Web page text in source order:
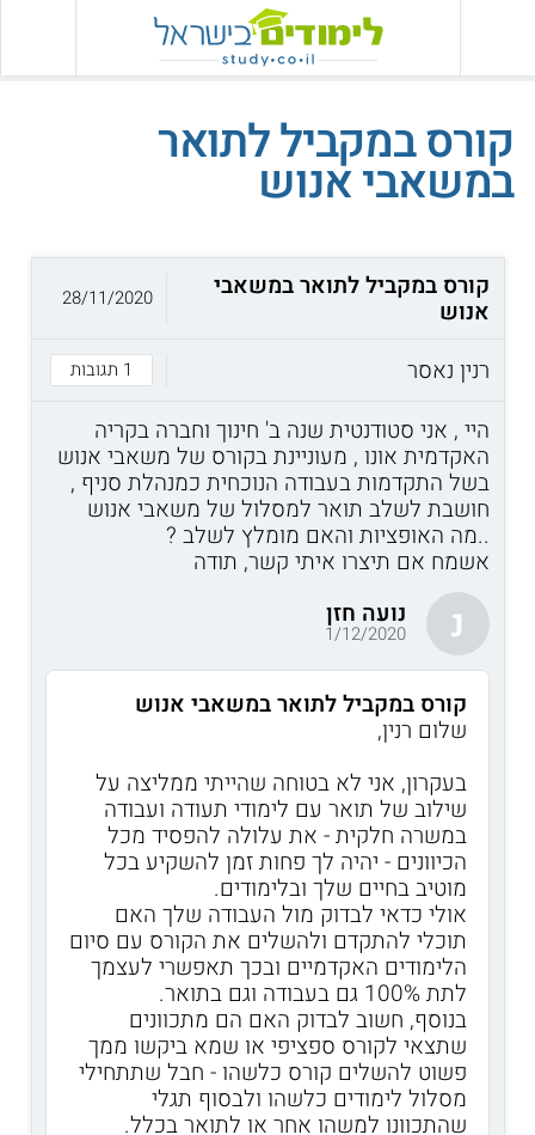
קורס במקביל לתואר
במשאבי אנוש
קורס במקביל לתואר במשאבי
אנוש
רנין נאסר
1 תגובות
28/11/2020
היי , אני סטודנטית שנה ב' חינוך וחברה בקריה
האקדמית אונו , מעוניינת בקורס של משאבי אנוש
בשל התקדמות בעבודה הנוכחית כמנהלת סניף ,
חושבת לשלב תואר למסלול של משאבי אנוש
..מה האופציות והאם מומלץ לשלב ?
אשמח אם תיצרו איתי קשר, תודה
נ נועה חזן
1/12/2020
קורס במקביל לתואר במשאבי אנוש
שלום רנין,
בעקרון, אני לא בטוחה שהייתי ממליצה על
שילוב של תואר עם לימודי תעודה ועבודה
במשרה חלקית - את עלולה להפסיד מכל
הכיוונים - יהיה לך פחות זמן להשקיע בכל
מוטיב בחיים שלך ובלימודים.
אולי כדאי לבדוק מול העבודה שלך האם
תוכלי להתקדם ולהשלים את הקורס עם סיום
הלימודים האקדמיים ובכך תאפשרי לעצמך
לתת 100% גם בעבודה וגם בתואר.
בנוסף, חשוב לבדוק האם הם מתכוונים
שתצאי לקורס ספציפי או שמא ביקשו ממך
פשוט להשלים קורס כלשהו - חבל שתתחילי
מסלול לימודים כלשהו ולבסוף תגלי
שהתכוונו למשהו אחר או לתואר בכלל.